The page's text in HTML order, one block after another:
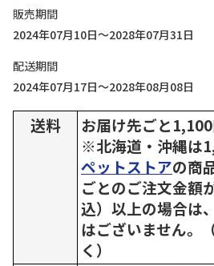
販売期間
2024年07月10日～2028年07月31日
配送期間
2024年07月17日～2028年08月08日
送料
お届け先ごと1,100
※北海道・沖縄は
ペットストアの商
ごとのご注文金額
込）以上の場合は
はございません。
く）